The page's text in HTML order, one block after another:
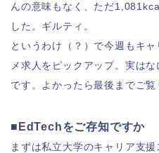
んの意味もなく、ただ
した。ギルティ。
というわけ（？）で今週もキ
メ求人をピックアップ。実は
です。よかったら最後までご覧
■EdTechをご存知ですか
まずは私立大学のキャリア支援